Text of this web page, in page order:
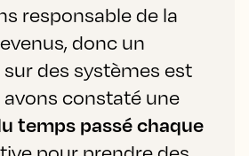
responsable de la
donc un
des systèmes est
constaté une
temps passé chaque